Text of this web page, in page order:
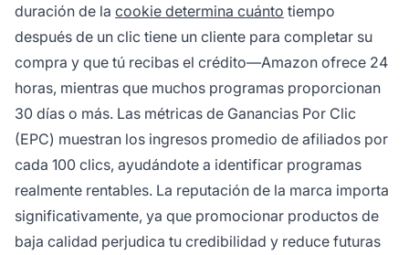
duración de la cookie determina cuánto tiempo
después de un clic tiene un cliente para completar su
compra y que tú recibas el crédito—Amazon ofrece 24
horas, mientras que muchos programas proporcionan
30 días o más. Las métricas de Ganancias Por Clic
(EPC) muestran los ingresos promedio de afiliados por
cada 100 clics, ayudándote a identificar programas
realmente rentables. La reputación de la marca importa
significativamente, ya que promocionar productos de
baja calidad perjudica tu credibilidad y reduce futuras